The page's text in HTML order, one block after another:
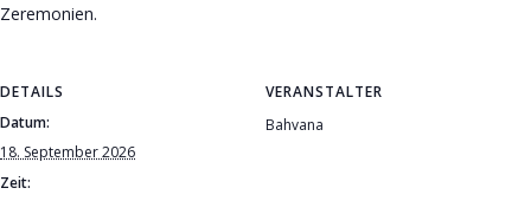
Zeremonien.
DETAILS
Datum:
18. September 2026
Zeit:
VERANSTALTER
Bahvana